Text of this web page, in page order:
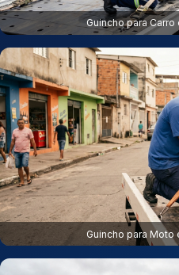
Guincho para Carro
Guincho para Moto